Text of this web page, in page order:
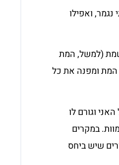
ואפילו
(למשל, המת
המת ומפנה את כל
וגורם לו
במקרים
שיש ביחס